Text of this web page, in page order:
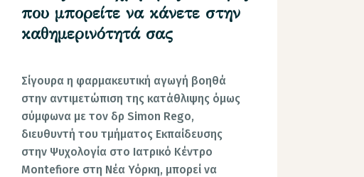
που μπορείτε να κάνετε στην
καθημερινότητά σας
Σίγουρα η φαρμακευτική αγωγή βοηθά
στην αντιμετώπιση της κατάθλιψης όμως
σύμφωνα με τον δρ Simon Rego,
διευθυντή του τμήματος Εκπαίδευσης
στην Ψυχολογία στο Ιατρικό Κέντρο
Montefiore στη Νέα Υόρκη, μπορεί να